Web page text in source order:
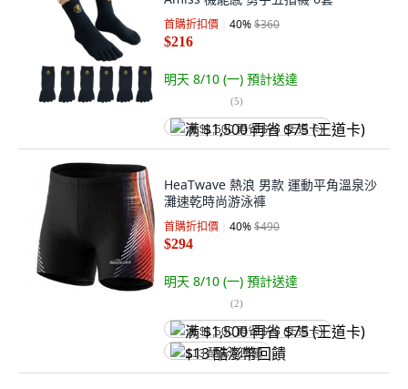
首購折扣價 40%$360
$216
明天 8/10 (一) 預計送達
(5)
满 $1,500 再省 $75 (王道卡)
HeaTwave 熱浪 男款 運動平角溫泉沙
灘速乾時尚游泳褲
首購折扣價 40%$490
$294
明天 8/10 (一) 預計送達
(2)
满 $1,500 再省 $75 (王道卡)
$13 酷澎幣回饋